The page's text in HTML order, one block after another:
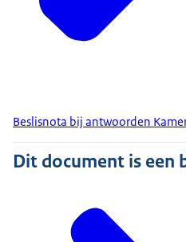
Beslisnota bij antwoorden
Dit document is een